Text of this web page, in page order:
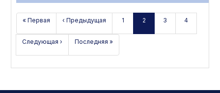
« Первая ‹ Предыдущая 1 2 3 4
Следующая › Последняя »